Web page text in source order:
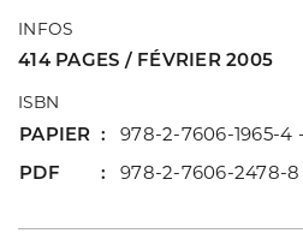
INFOS
414 PAGES / FÉVRIER 2005
ISBN
PAPIER
978-2-7606-1965-4
PDF
978-2-7606-2478-